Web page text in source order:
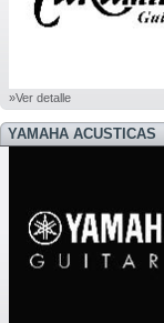
»Ver detalle
YAMAHA ACUSTICAS